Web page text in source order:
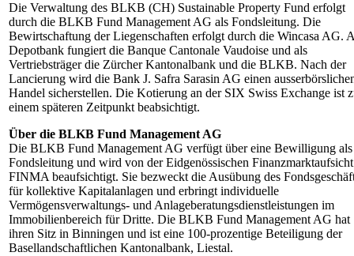
Die Verwaltung des BLKB (CH) Sustainable Property Fund erfolgt
durch die BLKB Fund Management AG als Fondsleitung. Die
Bewirtschaftung der Liegenschaften erfolgt durch die Wincasa AG.
Depotbank fungiert die Banque Cantonale Vaudoise und als
Vertriebsträger die Zürcher Kantonalbank und die BLKB. Nach der
Lancierung wird die Bank J. Safra Sarasin AG einen
Handel sicherstellen. Die Kotierung an der SIX Swiss Exchange ist
einem späteren Zeitpunkt beabsichtigt.
Über die BLKB Fund Management AG
Die BLKB Fund Management AG verfügt über eine Bewilligung als
Fondsleitung und wird von der Eidgenössischen Finanzmarktaufsicht
FINMA beaufsichtigt. Sie bezweckt die Ausübung des
für kollektive Kapitalanlagen und erbringt individuelle
Vermögensverwaltungs- und Anlageberatungsdienstleistungen im
Immobilienbereich für Dritte. Die BLKB Fund Management AG hat
ihren Sitz in Binningen und ist eine 100-prozentige Beteiligung der
Basellandschaftlichen Kantonalbank, Liestal.